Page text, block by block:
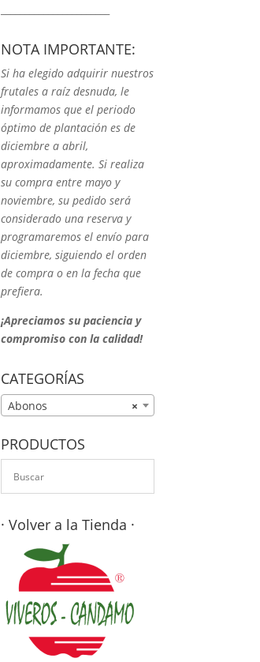
NOTA IMPORTANTE:
Si ha elegido adquirir nuestros
frutales a raíz desnuda, le
informamos que el periodo
óptimo de plantación es de
diciembre a abril,
aproximadamente. Si realiza
su compra entre mayo y
noviembre, su pedido será
considerado una reserva y
programaremos el envío para
diciembre, siguiendo el orden
de compra o en la fecha que
prefiera.
¡Apreciamos su paciencia y
compromiso con la calidad!
CATEGORÍAS
×
Abonos
PRODUCTOS
· Volver a la Tienda ·